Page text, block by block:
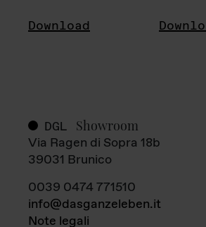
Download
DGL Showroom
Via Ragen di Sopra 18b
39031 Brunico
0039 0474 771510
info@dasganzeleben.it
Note legali